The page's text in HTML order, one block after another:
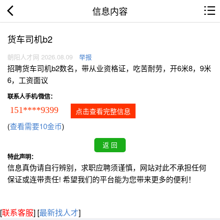
信息内容
货车司机b2
朝阳人才网 2026.08.09 举报
招聘货车司机b2数名，带从业资格证，吃苦耐劳，开6米8，9米
6，工资面议
联系人手机/微信：
151****9399 点击查看完整信息
(查看需要10金币)
特此声明：
信息真伪请自行辨别，求职应聘须谨慎，网站对此不承担任何
保证或连带责任! 希望我们的平台能为您带来更多的便利！
[联系客服] [最新找人才]